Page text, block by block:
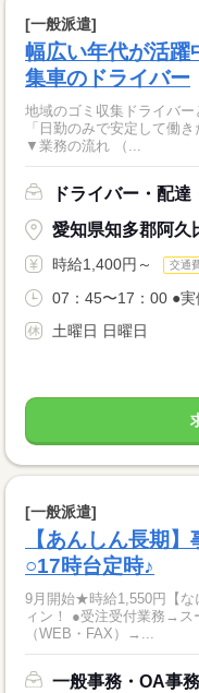
[一般派遣]
幅広い年代が活
集車のドライバー
地域のゴミ収集ドライバー
「日勤のみで安定して働
▼業務の流れ （...
ドライバー・配達
愛知県知多郡阿久
時給1,400円～ 交通
07：45〜17：00 ●
土曜日 日曜日
[一般派遣]
【あんしん長期
○17時台定時♪
9月開始★時給1,550円【な
ィン！ ●受注受付業務→ス
（WEB・FAX）→...
一般事務・OA事務